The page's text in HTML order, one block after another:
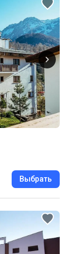
Выбрать